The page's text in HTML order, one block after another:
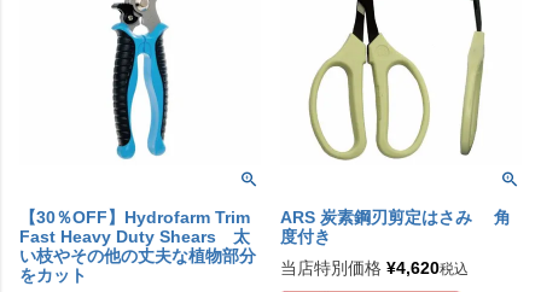
【30％OFF】Hydrofarm Trim
Fast Heavy Duty Shears 太
い枝やその他の丈夫な植物部分
をカット
ARS 炭素鋼刃剪定はさみ 角
度付き
当店特別価格 ¥4,620税込